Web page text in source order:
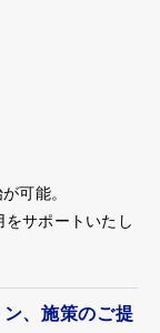
可能。
サポートいたし
、施策のご提